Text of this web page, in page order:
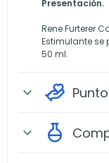
Presentación.
Rene Furterer
Estimulante se
50 ml.
expand_more
expand_more